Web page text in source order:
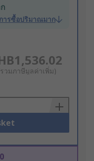
ารซื้อปริมาณมาก
วมภาษีมูลค่าเพิ่ม)